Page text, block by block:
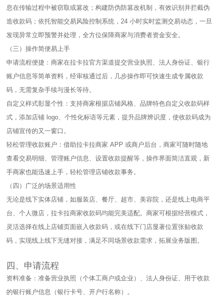
息在传输过程中被窃取或篡改；构建防伪防篡改机制，有效识别并拦截伪
造收款码；依托智能交易风险控制系统，24 小时实时监测交易动态，一旦
发现异常立即预警并处理，全方位保障商家与消费者资金安全。​
（三）操作简便易上手​
申请流程便捷：商家在拉卡拉官方渠道提交营业执照、法人身份证、银行
账户信息等简单资料，经审核通过后，几步操作即可快速生成专属收款
码，无需复杂手续与漫长等待。​
自定义样式彰显个性：支持商家根据店铺风格、品牌特色自定义收款码样
式，添加店铺 logo、个性化标语等元素，提升品牌辨识度，使收款码成为
店铺宣传的又一窗口。​
轻松管理收款账户：借助拉卡拉商家 APP 或商户后台，商家可随时随地
查看交易明细、管理账户信息、设置收款提醒等，操作界面简洁直观，新
手商家也能迅速上手，轻松管理店铺收款事务。​
（四）广泛的场景适用性​
无论是线下实体店铺，如服装店、餐厅、超市、美容院，还是线上电商平
台、个人微店，拉卡拉商家收款码均能完美适配。商家可根据经营模式，
灵活选择在线上店铺页面嵌入收款码，或在线下门店显著位置张贴收款
码，实现线上线下无缝对接，满足不同场景收款需求，拓展业务版图。​
四、申请流程​
资料准备：准备营业执照（个体工商户或企业）、法人身份证、用于收款
的银行账户信息（银行卡号、开户行名称）。​